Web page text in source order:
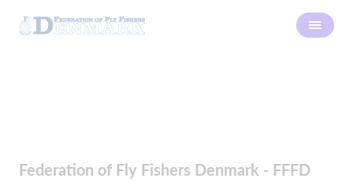
Federation of Fly Fishers Denmark - FFFD